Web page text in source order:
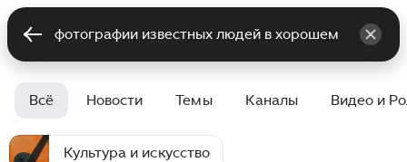
Всё Новости Темы Каналы Видео и
Культура и искусство